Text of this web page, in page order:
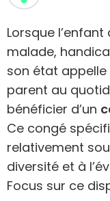
Lorsque
malade,
son état appelle
parent au
bénéficier d’un
Ce congé
relativement
diversité et à
Focus sur ce